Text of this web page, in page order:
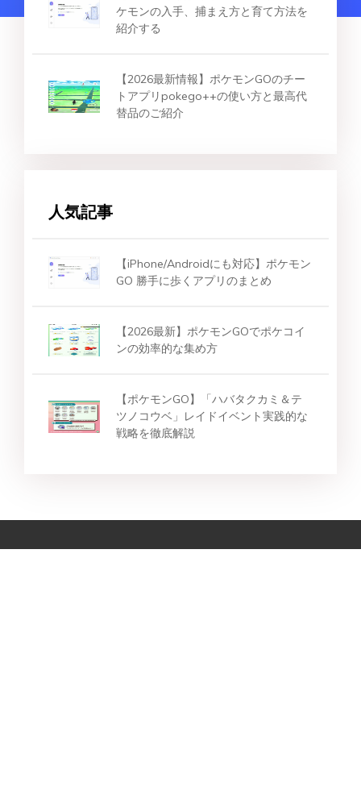
ケモンの入手、捕まえ方と育て方法を
紹介する
【2026最新情報】ポケモンGOのチー
トアプリpokego++の使い方と最高代
替品のご紹介
人気記事
【iPhone/Androidにも対応】ポケモン
GO 勝手に歩くアプリのまとめ
【2026最新】ポケモンGOでポケコイ
ンの効率的な集め方
【ポケモンGO】「ハバタクカミ＆テ
ツノコウベ」レイドイベント実践的な
戦略を徹底解説